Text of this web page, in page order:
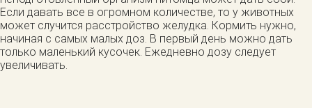
Если давать все в огромном количестве, то у животных
может случится расстройство желудка. Кормить нужно,
начиная с самых малых доз. В первый день можно дать
только маленький кусочек. Ежедневно дозу следует
увеличивать.